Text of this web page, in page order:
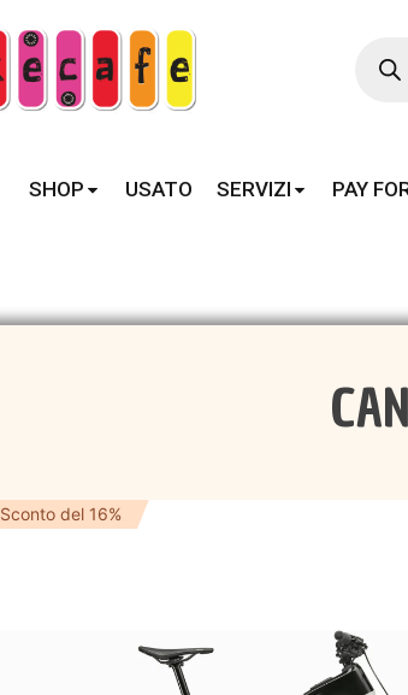
Products
search
SHOP USATO SERVIZI PAY
Sconto del 16%